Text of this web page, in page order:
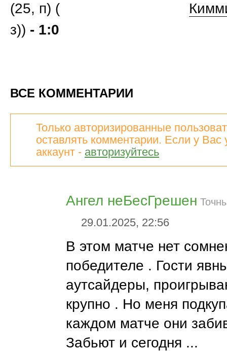
(25, п) (
з)) - 1:0
ВСЕ КОММЕНТАРИИ
Только авторизированные
оставлять комментарии. Если у Вас
аккаунт - авторизуйтесь
Ангел неБесГрешен
29.01.2025, 22:56
В этом матче нет
победителе . Гости
аутсайдеры,
крупно . Но меня
каждом матче они
Забьют и сегодня ...